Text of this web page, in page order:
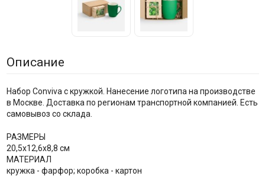
Описание
Набор Conviva с кружкой. Нанесение логотипа на производстве
в Москве. Доставка по регионам транспортной компанией. Есть
самовывоз со склада.
РАЗМЕРЫ
20,5х12,6х8,8 см
МАТЕРИАЛ
кружка - фарфор; коробка - картон